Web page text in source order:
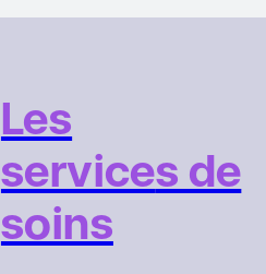
Les
services de
soins